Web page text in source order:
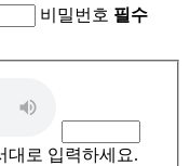
비밀번호 필수
대로 입력하세요.